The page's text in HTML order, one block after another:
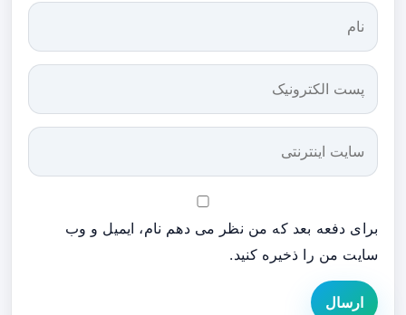
برای دفعه بعد که من نظر می دهم نام، ایمیل و وب
سایت من را ذخیره کنید.
ارسال